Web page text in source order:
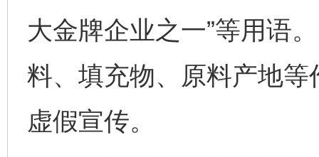
大金牌企业之一”等用语
料、填充物、原料产地
虚假宣传。